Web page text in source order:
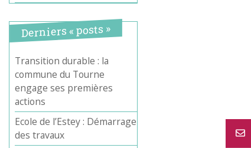
Derniers « posts »
Transition durable : la
commune du Tourne
engage ses premières
actions
Ecole de l’Estey : Démarrage
des travaux